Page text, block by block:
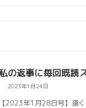
の返事に毎回既読
2023年1月24日
【2023年1月28日号】遠